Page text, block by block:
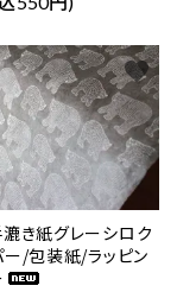
き紙グレーシロク
/包装紙/ラッピン
favorite